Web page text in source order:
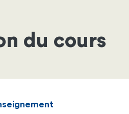
du cours